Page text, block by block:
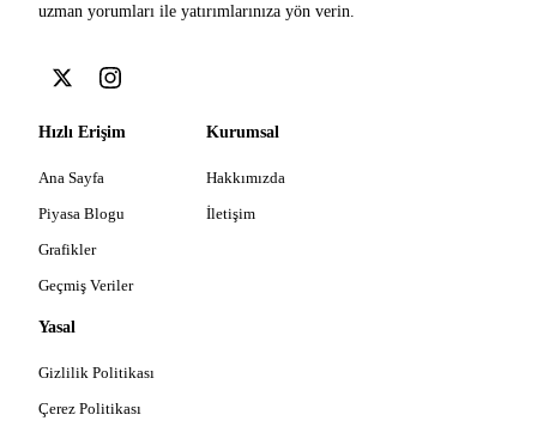
uzman yorumları ile yatırımlarınıza yön verin.
Hızlı Erişim
Ana Sayfa
Piyasa Blogu
Grafikler
Geçmiş Veriler
Kurumsal
Hakkımızda
İletişim
Yasal
Gizlilik Politikası
Çerez Politikası